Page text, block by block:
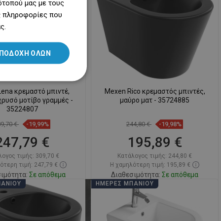
Αγαπημένα Αγαπημένα
Σύγκριση
κρεμαστό μπιντέ,
μοτίβο γραμμές -
35224807
€ -19,99%
€
τιμής: 309,70 €
τιμή: 247,79 €
Σε απόθεμα
Στο καλάθι
Mexen Rico κρεμαστός μπιντές,
μαύρο ματ - 35724885
244,80 € -19,98%
195,89 €
Κατάλογος τιμής: 244,80 €
Η χαμηλότερη τιμή: 195,89 €
Διαθεσιμότητα: Σε απόθεμα
Στο καλάθι
Σύγκριση
ΗΜΈΡΕΣ ΜΠΆΝΙΟΥ
SLOVAK
ROMANIAN
FRENCH
ITALIAN
ESTONIAN
LATVIAN
DANISH
μας με τους
πληροφορίες που
ΌΛΩΝ